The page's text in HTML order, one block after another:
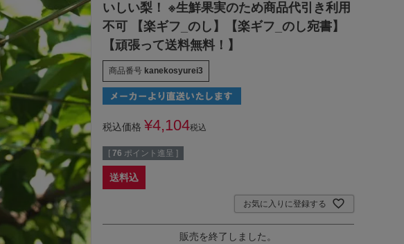
いしい梨！ ※生鮮果実のため商品代引き利用
不可 【楽ギフ_のし】【楽ギフ_のし宛書】
【頑張って送料無料！】
商品番号 kanekosyurei3
税込価格 ¥4,104税込
[ 76 ポイント進呈 ]
送料込
お気に入りに登録する
販売を終了しました。